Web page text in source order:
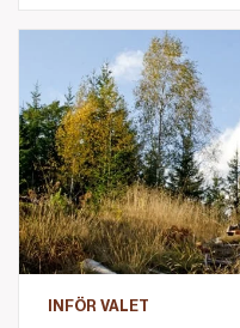
Det kan du som
INFÖR VALET